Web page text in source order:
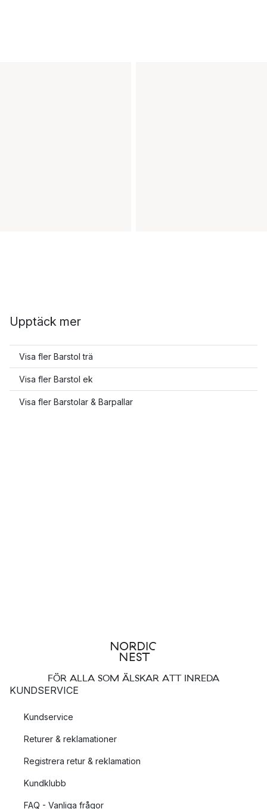
Upptäck mer
Visa fler Barstol trä
Visa fler Barstol ek
Visa fler Barstolar & Barpallar
FÖR ALLA SOM ÄLSKAR ATT INREDA
KUNDSERVICE
Kundservice
Returer & reklamationer
Registrera retur & reklamation
Kundklubb
FAQ - Vanliga frågor